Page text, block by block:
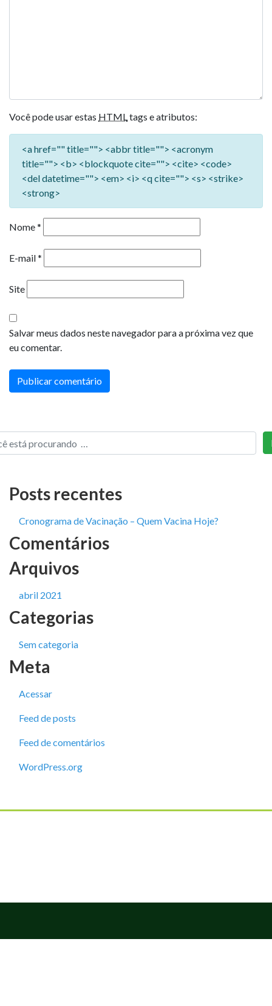
Você pode usar estas HTMLtags e atributos:
<a href="" title=""> <abbr title=""> <acronym
title=""> <b> <blockquote cite=""> <cite> <code>
<del datetime=""> <em> <i> <q cite=""> <s> <strike>
<strong>
Nome*
E-mail*
Site
Salvar meus dados neste navegador para a próxima vez que
eu comentar.
Posts recentes
Cronograma de Vacinação – Quem Vacina Hoje?
Comentários
Arquivos
abril 2021
Categorias
Sem categoria
Meta
Acessar
Feed de posts
Feed de comentários
WordPress.org